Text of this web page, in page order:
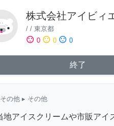
株式会社アイビィ
/ / 東京都
sentiment_satisfied 0 sentiment_neutral 0 sentiment_dissatisfied 0
終了
その他 ▸ その他
地アイスクリームや市販アイ